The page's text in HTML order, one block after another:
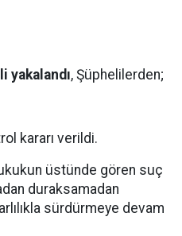
yakalandı, Şüphelilerden;
kararı verildi.
üstünde gören suç
duraksamadan
sürdürmeye devam